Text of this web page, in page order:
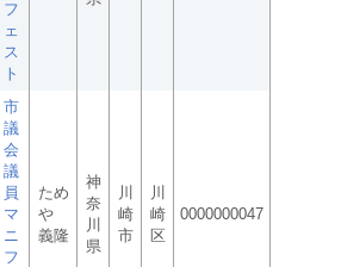
フ
ェ
ス
ト
市
議
会
議
員
マ
ニ
フ
ため
や
義隆
神
奈
川
県
川
崎
市
川
崎
区
0000000047